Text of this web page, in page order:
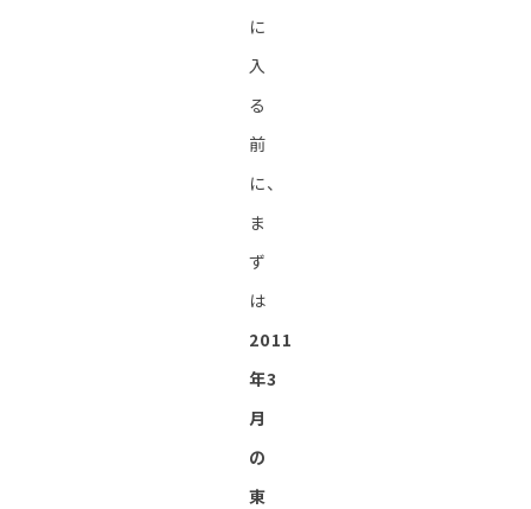
に
入
る
前
に、
ま
ず
は
2011
年3
月
の
東